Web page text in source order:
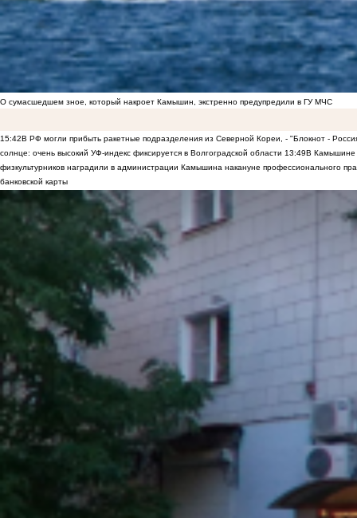
О сумасшедшем зное, который накроет Камышин, экстренно предупредили в ГУ МЧС
15:42В РФ могли прибыть ракетные подразделения из Северной Кореи, - "Блокнот -
солнце: очень высокий УФ-индекс фиксируется в Волгоградской области 13:49В Камышине
физкультурников наградили в администрации Камышина накануне профессионального
банковской карты